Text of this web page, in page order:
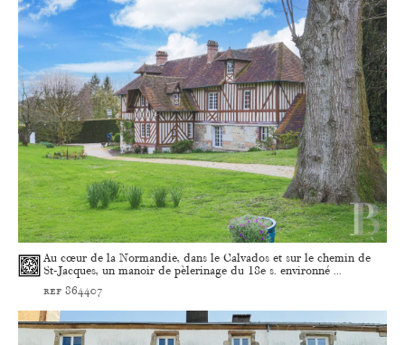
Au cœur de la Normandie, dans le Calvados et sur le chemin de
St-Jacques, un manoir de pèlerinage du 18e s. environné ...
ref 864407